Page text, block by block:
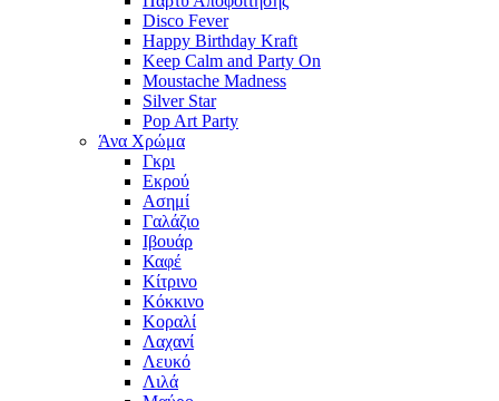
Disco Fever
Happy Birthday Kraft
Keep Calm and Party On
Moustache Madness
Silver Star
Pop Art Party
Άνα Χρώμα
Γκρι
Εκρού
Ασημί
Γαλάζιο
Ιβουάρ
Καφέ
Κίτρινο
Κόκκινο
Κοραλί
Λαχανί
Λευκό
Λιλά